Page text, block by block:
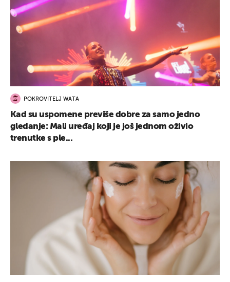
POKROVITELJ WATA
Kad su uspomene previše dobre za samo jedno
gledanje: Mali uređaj koji je još jednom oživio
trenutke s ple...